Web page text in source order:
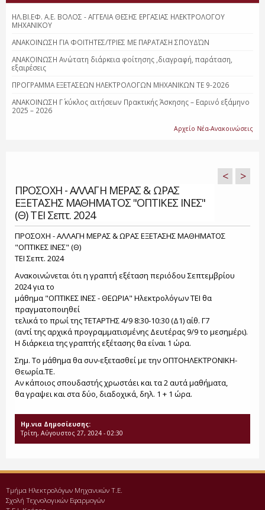
ΗΛ.ΒΙ.ΕΦ. Α.Ε. ΒΟΛΟΣ - ΑΓΓΕΛΙΑ ΘΕΣΗΣ ΕΡΓΑΣΙΑΣ ΗΛΕΚΤΡΟΛΟΓΟΥ
ΜΗΧΑΝΙΚΟΥ
ΑΝΑΚΟΙΝΩΣΗ ΓΙΑ ΦΟΙΤΗΤΕΣ/ΤΡΙΕΣ ΜΕ ΠΑΡΑΤΑΣΗ ΣΠΟΥΔΏΝ
ΑΝΑΚΟΙΝΩΣΗ Ανώτατη διάρκεια φοίτησης ,διαγραφή, παράταση,
εξαιρέσεις
ΠΡΟΓΡΑΜΜΑ ΕΞΕΤΑΣΕΩΝ ΗΛΕΚΤΡΟΛΟΓΩΝ ΜΗΧΑΝΙΚΩΝ ΤΕ 9-2026
ΑΝΑΚΟΙΝΩΣΗ Γ΄ κύκλος αιτήσεων Πρακτικής Άσκησης – Εαρινό εξάμηνο
2025 – 2026
Αρχείο Νέα-Ανακοινώσεις
ΠΡΟΣΟΧΗ - ΑΛΛΑΓΗ ΜΕΡΑΣ & ΩΡΑΣ
ΕΞΕΤΑΣΗΣ ΜΑΘΗΜΑΤΟΣ "ΟΠΤΙΚΕΣ ΙΝΕΣ"
(Θ) ΤΕΙ Σεπτ. 2024
< >
ΠΡΟΣΟΧΗ - ΑΛΛΑΓΗ ΜΕΡΑΣ & ΩΡΑΣ ΕΞΕΤΑΣΗΣ ΜΑΘΗΜΑΤΟΣ
"ΟΠΤΙΚΕΣ ΙΝΕΣ" (Θ)
ΤΕΙ Σεπτ. 2024
Ανακοινώνεται ότι η γραπτή εξέταση περιόδου Σεπτεμβρίου
2024 για το
μάθημα "ΟΠΤΙΚΕΣ ΙΝΕΣ - ΘΕΩΡΙΑ" Ηλεκτρολόγων ΤΕΙ θα
πραγματοποιηθεί
τελικά το πρωί της ΤΕΤΑΡΤΗΣ 4/9 8:30-10:30 (Δ1) αίθ. Γ7
(αντί της αρχικά προγραμματισμένης Δευτέρας 9/9 το μεσημέρι).
Η διάρκεια της γραπτής εξέτασης θα είναι 1 ώρα.
Σημ. Το μάθημα θα συν-εξετασθεί με την ΟΠΤΟΗΛΕΚΤΡΟΝΙΚΗ-
Θεωρία.ΤΕ.
Αν κάποιος σπουδαστής χρωστάει και τα 2 αυτά μαθήματα,
θα γραψει και στα δύο, διαδοχικά, δηλ. 1 + 1 ώρα.
Ημ.νια Δημοσίευσης:
Τρίτη, Αύγουστος 27, 2024 - 02:30
Τμήμα Ηλεκτρολόγων Μηχανικών Τ.Ε.
Σχολή Τεχνολογικών Εφαρμογών